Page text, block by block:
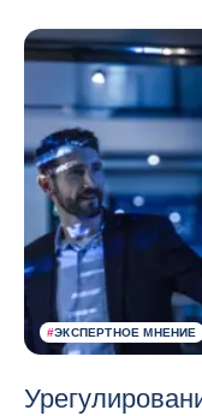
#ЭКСПЕРТНОЕ МНЕНИЕ